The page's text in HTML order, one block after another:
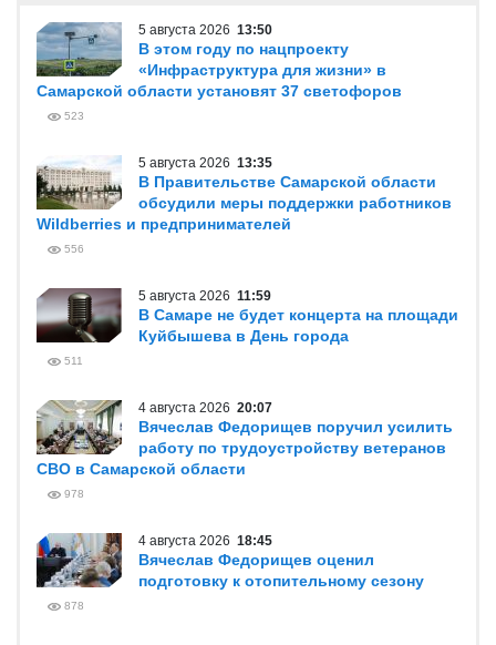
5 августа 2026 13:50
В этом году по нацпроекту
«Инфраструктура для жизни» в
Самарской области установят 37 светофоров
523
5 августа 2026 13:35
В Правительстве Самарской области
обсудили меры поддержки работников
Wildberries и предпринимателей
556
5 августа 2026 11:59
В Самаре не будет концерта на площади
Куйбышева в День города
511
4 августа 2026 20:07
Вячеслав Федорищев поручил усилить
работу по трудоустройству ветеранов
СВО в Самарской области
978
4 августа 2026 18:45
Вячеслав Федорищев оценил
подготовку к отопительному сезону
878